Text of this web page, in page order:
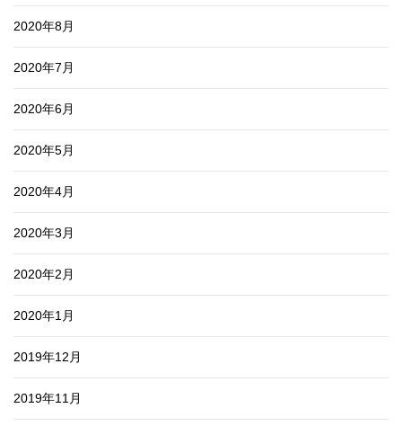
2020年8月
2020年7月
2020年6月
2020年5月
2020年4月
2020年3月
2020年2月
2020年1月
2019年12月
2019年11月